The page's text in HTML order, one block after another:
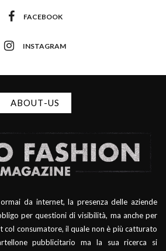
FACEBOOK
INSTAGRAM
ABOUT-US
da internet, la presenza delle aziende
per questioni di visibilità, ma anche per
col consumatore, il quale non è più catturato
pubblicitario ma la sua ricerca si